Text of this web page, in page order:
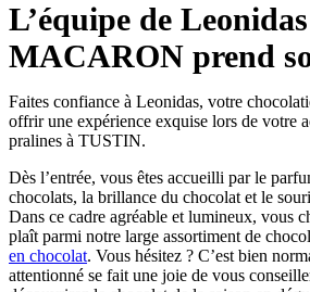
L’équipe de
MACARON prend
Faites confiance à Leonidas, votre
offrir une expérience exquise lors de votre
pralines à TUSTIN.
Dès l’entrée, vous êtes accueilli par le
chocolats, la brillance du chocolat et le
Dans ce cadre agréable et lumineux, vous
plaît parmi notre large assortiment de
en chocolat. Vous hésitez ? C’est bien
attentionné se fait une joie de vous